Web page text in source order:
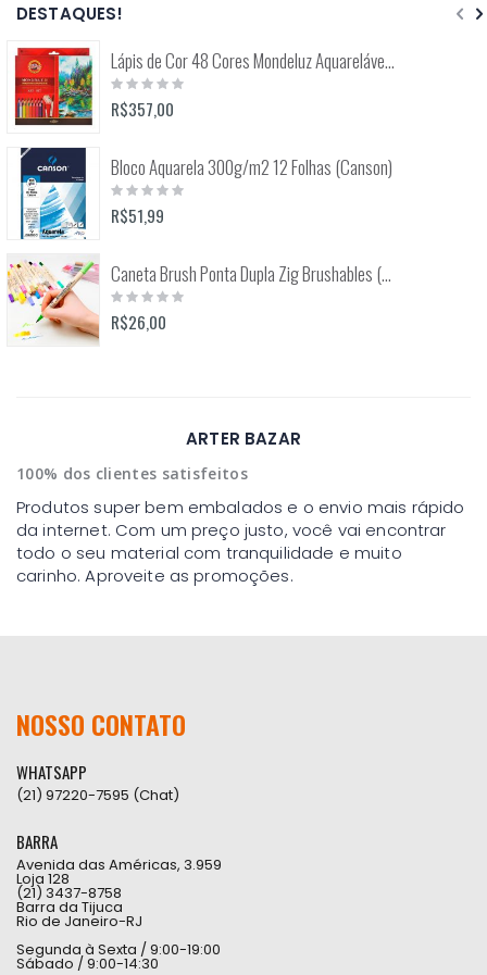
DESTAQUES!
Lápis de Cor 48 Cores Mondeluz Aquarelável (Koh-I-Noor)
Rating:
0%
R$357,00
Bloco Aquarela 300g/m2 12 Folhas (Canson)
Rating:
0%
R$51,99
Caneta Brush Ponta Dupla Zig Brushables (Kuretake)
Rating:
0%
R$26,00
ARTER BAZAR
100% dos clientes satisfeitos
Produtos super bem embalados e o envio mais rápido
da internet. Com um preço justo, você vai encontrar
todo o seu material com tranquilidade e muito
carinho. Aproveite as promoções.
NOSSO CONTATO
WHATSAPP
(21) 97220-7595 (Chat)
BARRA
Avenida das Américas, 3.959
Loja 128
(21) 3437-8758
Barra da Tijuca
Rio de Janeiro-RJ
Segunda à Sexta / 9:00-19:00
Sábado / 9:00-14:30